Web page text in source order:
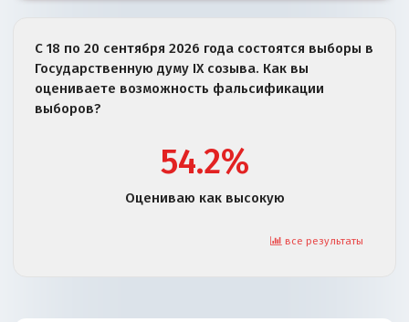
С 18 по 20 сентября 2026 года состоятся выборы в
Государственную думу IX созыва. Как вы
оцениваете возможность фальсификации
выборов?
54.2%
Оцениваю как высокую
все результаты